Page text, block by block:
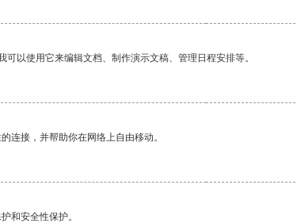
以使用它来编辑文档、制作演示文稿、管理日程安排等。
连接，并帮助你在网络上自由移动。
和安全性保护。